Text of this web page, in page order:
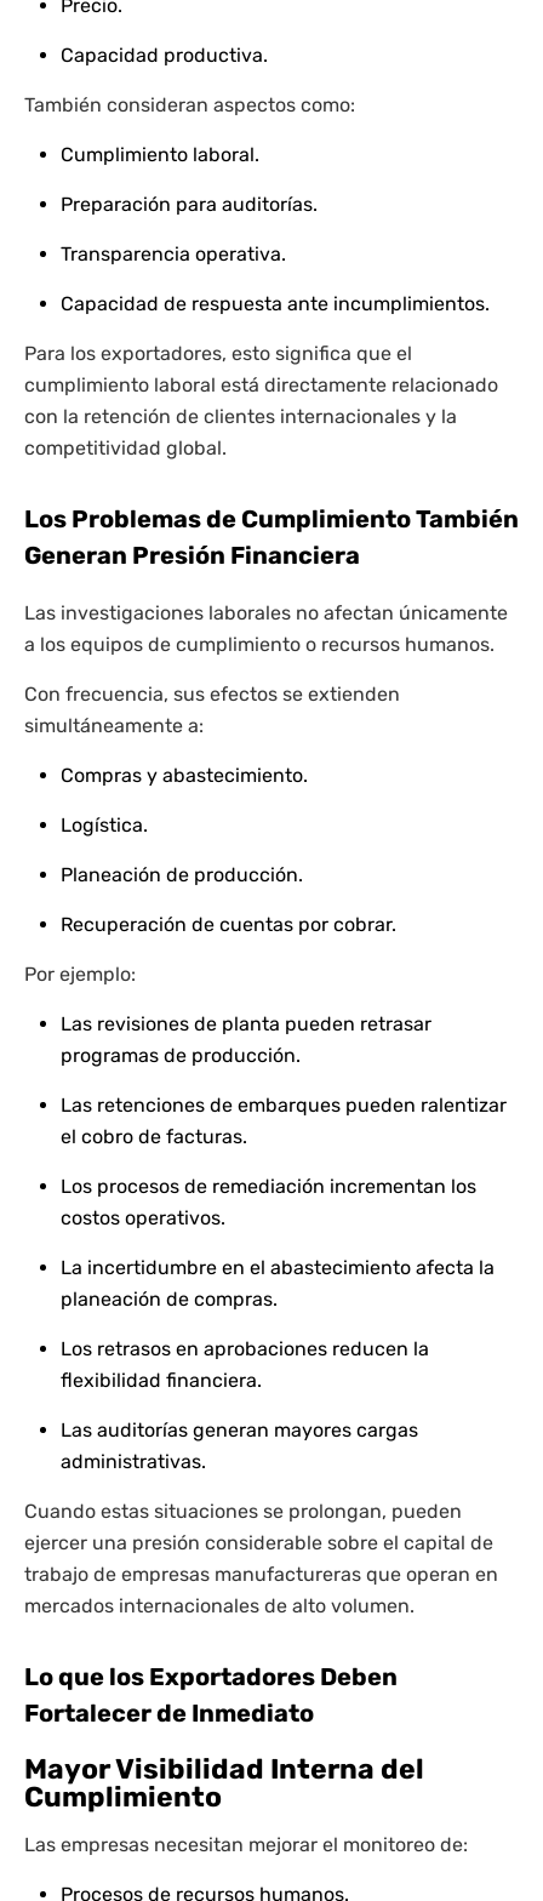
Precio.
Capacidad productiva.
También consideran aspectos como:
Cumplimiento laboral.
Preparación para auditorías.
Transparencia operativa.
Capacidad de respuesta ante incumplimientos.
Para los exportadores, esto significa que el
cumplimiento laboral está directamente relacionado
con la retención de clientes internacionales y la
competitividad global.
Los Problemas de Cumplimiento También
Generan Presión Financiera
Las investigaciones laborales no afectan únicamente
a los equipos de cumplimiento o recursos humanos.
Con frecuencia, sus efectos se extienden
simultáneamente a:
Compras y abastecimiento.
Logística.
Planeación de producción.
Recuperación de cuentas por cobrar.
Por ejemplo:
Las revisiones de planta pueden retrasar
programas de producción.
Las retenciones de embarques pueden ralentizar
el cobro de facturas.
Los procesos de remediación incrementan los
costos operativos.
La incertidumbre en el abastecimiento afecta la
planeación de compras.
Los retrasos en aprobaciones reducen la
flexibilidad financiera.
Las auditorías generan mayores cargas
administrativas.
Cuando estas situaciones se prolongan, pueden
ejercer una presión considerable sobre el capital de
trabajo de empresas manufactureras que operan en
mercados internacionales de alto volumen.
Lo que los Exportadores Deben
Fortalecer de Inmediato
Mayor Visibilidad Interna del
Cumplimiento
Las empresas necesitan mejorar el monitoreo de:
Procesos de recursos humanos.